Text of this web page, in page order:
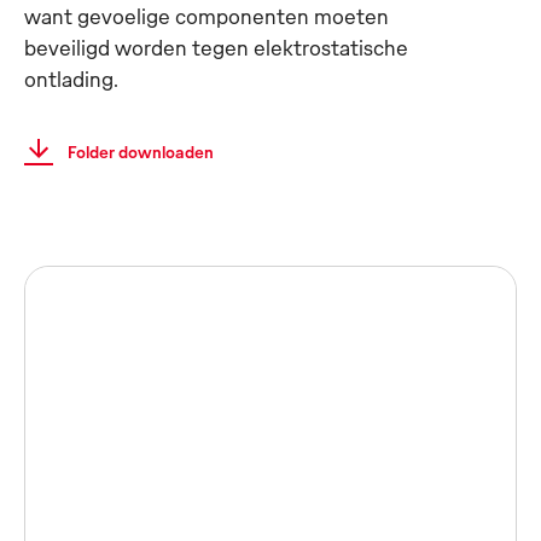
want gevoelige componenten moeten
beveiligd worden tegen elektrostatische
ontlading.
Folder downloaden